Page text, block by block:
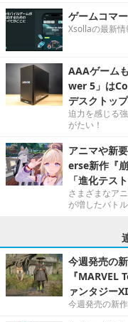
ゲームコマ
Xsollaの最新情
AAAゲーム
wer 5」は
デスクトッ
迫力を感じる
がたい！
アニマや新
erse新作『
「進化テス
さまざまなア
が増したバト
今週発売の
『
ァンタジー
今週発売の新